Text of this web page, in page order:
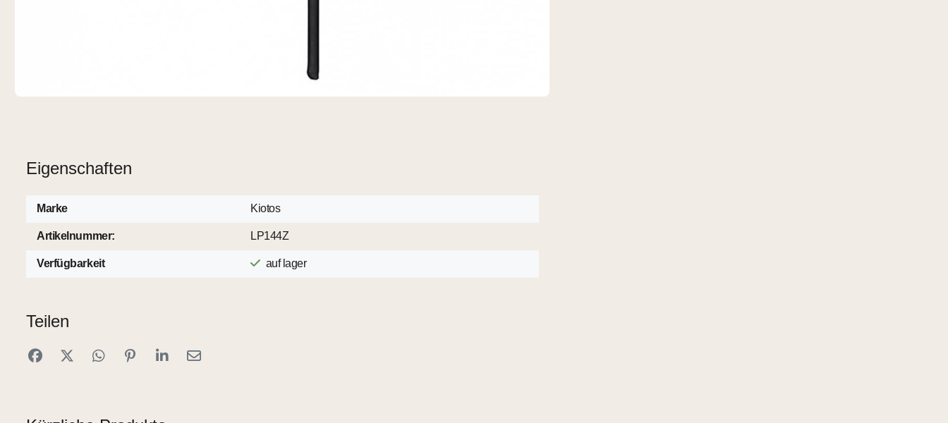
Eigenschaften
Marke Kiotos
Artikelnummer: LP144Z
Verfügbarkeit auf lager
Teilen